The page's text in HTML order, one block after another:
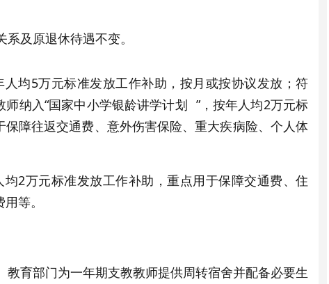
及原退休待遇不变。
人均5万元标准发放工作补助，按月或按协议发放；符
纳入“国家中小学银龄讲学计划 ”，按年人均2万元标
保障往返交通费、意外伤害保险、重大疾病险、个人体
均2万元标准发放工作补助，重点用于保障交通费、住
等。
育部门为一年期支教教师提供周转宿舍并配备必要生